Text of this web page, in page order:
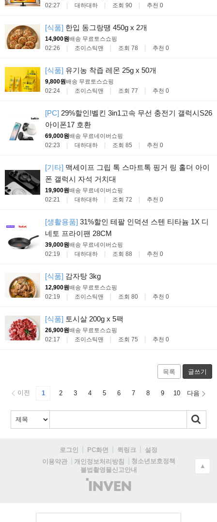
02:27
대하대하 조회 90 추천 0
[식품] 한입 동그랑땡 450g x 2개
14,900원배송 무료 토스쇼핑
02:26
조이스틱맨 조회 78 추천 0
[식품] 유기농 착즙 레몬 25g x 50개
9,800원배송 무료 토스쇼핑
02:24
조이스틱맨 조회 77 추천 0
[PC] 29%할인!벨킨 3in1고속 무선 충전기 갤럭시S26
아이폰17 호환
69,000원배송 무료네이버쇼핑
02:23
대하대하 조회 85 추천 0
[기타] 맥세이프 그립 톡 스마트톡 핑거 링 홀더 아이
폰 갤럭시 자석 거치대
19,900원배송 무료네이버쇼핑
02:21
대하대하 조회 72 추천 0
[생활용품] 31%할인 테팔 인덕션 스텐 티타늄 1X 디
네토 프라이팬 28CM
39,000원배송 무료네이버쇼핑
02:19
대하대하 조회 88 추천 0
[식품] 감자탕 3kg
12,900원배송 무료 토스쇼핑
02:19
조이스틱맨 조회 80 추천 0
[식품] 토시살 200g x 5팩
26,900원배송 무료 토스쇼핑
02:17
조이스틱맨 조회 75 추천 0
목록 글쓰기
이전 1 2 3 4 5 6 7 8 9 10 다음
로그인 PC화면 퀵링크
설정
이용약관
개인정보처리방침
청소년보호정책
불법촬영물신고안내
(주)
인
▲